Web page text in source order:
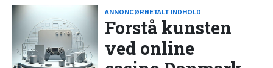
ANNONCØRBETALT INDHOLD
Forstå kunsten
ved online